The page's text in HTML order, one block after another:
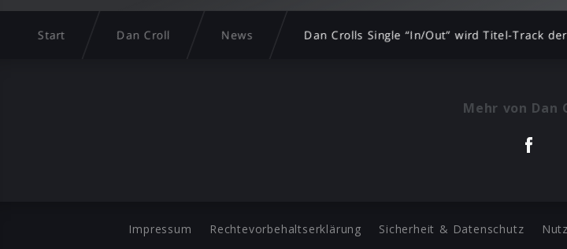
Start Dan Croll News Dan Crolls Single “In/Out” wird Titel-Track
Mehr von Dan
Impressum Rechtevorbehaltserklärung Sicherheit & Datenschutz